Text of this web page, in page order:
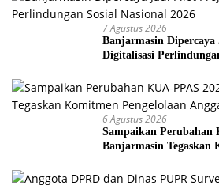
7 Agustus 2026
Banjarmasin
Digitalisasi
6 Agustus 2026
Sampaikan Perubahan
Banjarmasin Tegaskan